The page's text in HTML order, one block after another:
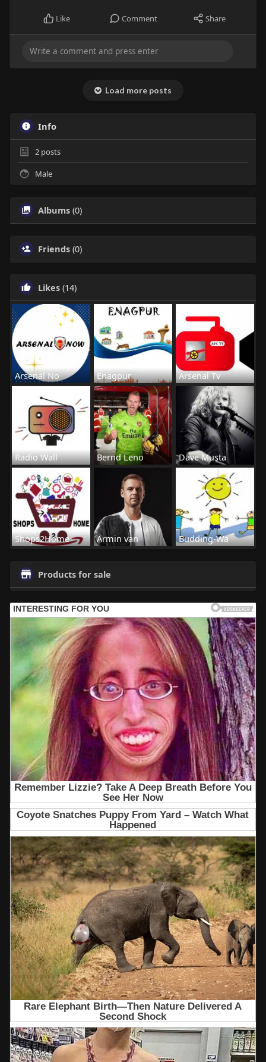
Like Comment Share
Load more posts
Info
2posts
Male
Albums (0)
Friends (0)
Likes (14)
Arsenal No Enagpur Arsenal Tv
Radio Wall Bernd Leno Dave Musta
Shops2Home Armin van Budding-Wa
Products for sale